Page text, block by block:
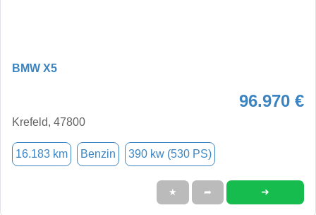
BMW X5
96.970 €
Krefeld, 47800
16.183 km Benzin 390 kw (530 PS)
★ ➦ ➜